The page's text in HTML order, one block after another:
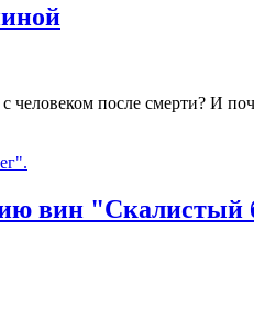
после смерти? И
вин "Скалистый